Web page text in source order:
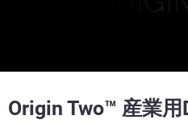
Origin Two™ 産業